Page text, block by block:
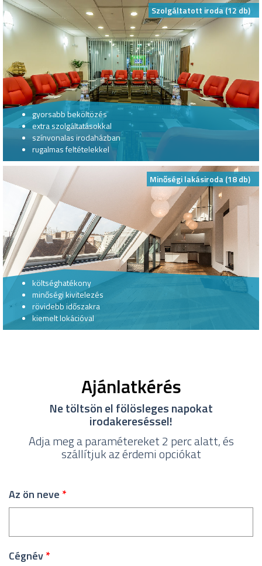
Szolgáltatott iroda (12 db)
gyorsabb beköltözés
extra szolgáltatásokkal
színvonalas irodaházban
rugalmas feltételekkel
Minőségi lakásiroda (18 db)
költséghatékony
minőségi kivitelezés
rövidebb időszakra
kiemelt lokációval
Ajánlatkérés
Ne töltsön el fölösleges napokat
irodakereséssel!
Adja meg a paramétereket 2 perc alatt, és
szállítjuk az érdemi opciókat
Az ön neve *
Cégnév*